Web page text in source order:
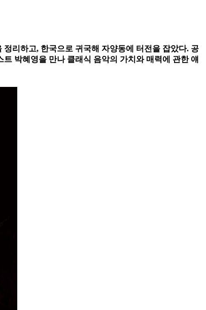
리하고, 한국으로 귀국해 자양동에 터전을 잡았다. 공
박혜영을 만나 클래식 음악의 가치와 매력에 관한 얘